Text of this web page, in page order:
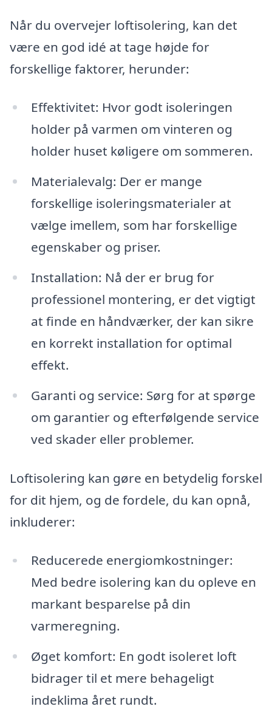
Når du overvejer loftisolering, kan det
være en god idé at tage højde for
forskellige faktorer, herunder:
Effektivitet: Hvor godt isoleringen
holder på varmen om vinteren og
holder huset køligere om sommeren.
Materialevalg: Der er mange
forskellige isoleringsmaterialer at
vælge imellem, som har forskellige
egenskaber og priser.
Installation: Nå der er brug for
professionel montering, er det vigtigt
at finde en håndværker, der kan sikre
en korrekt installation for optimal
effekt.
Garanti og service: Sørg for at spørge
om garantier og efterfølgende service
ved skader eller problemer.
Loftisolering kan gøre en betydelig forskel
for dit hjem, og de fordele, du kan opnå,
inkluderer:
Reducerede energiomkostninger:
Med bedre isolering kan du opleve en
markant besparelse på din
varmeregning.
Øget komfort: En godt isoleret loft
bidrager til et mere behageligt
indeklima året rundt.